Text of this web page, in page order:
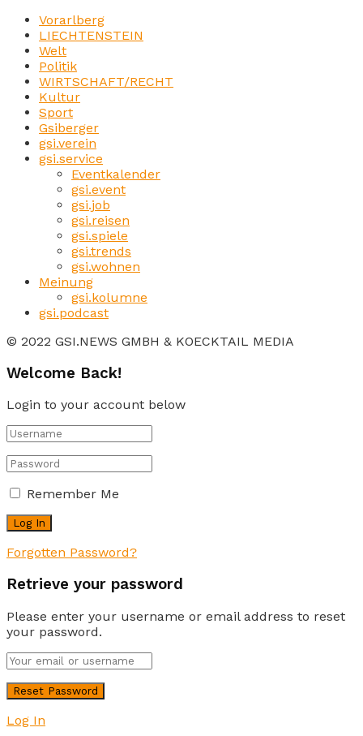
Vorarlberg
LIECHTENSTEIN
Welt
Politik
WIRTSCHAFT/RECHT
Kultur
Sport
Gsiberger
gsi.verein
gsi.service
Eventkalender
gsi.event
gsi.job
gsi.reisen
gsi.spiele
gsi.trends
gsi.wohnen
Meinung
gsi.kolumne
gsi.podcast
© 2022 GSI.NEWS GMBH & KOECKTAIL MEDIA
Welcome Back!
Login to your account below
Remember Me
Forgotten Password?
Retrieve your password
Please enter your username or email address to reset
your password.
Log In